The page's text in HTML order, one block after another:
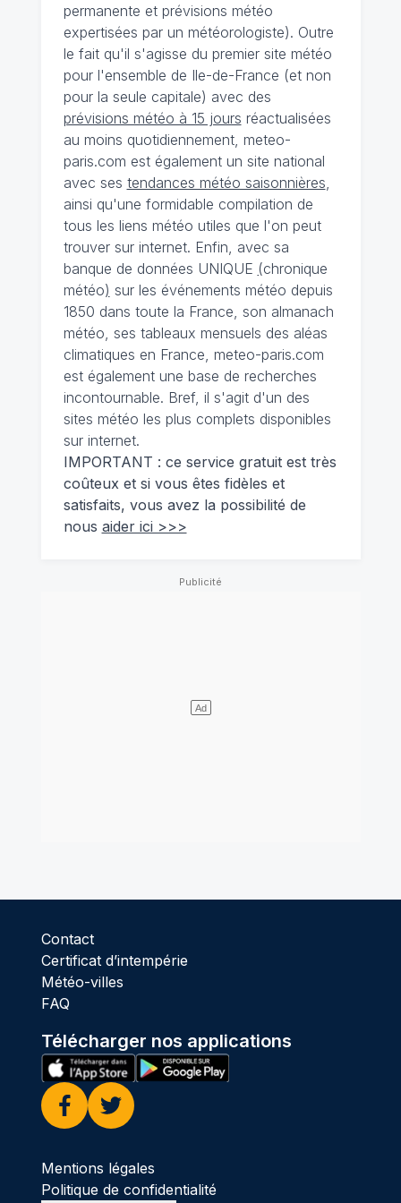
permanente et prévisions météo
expertisées par un météorologiste). Outre
le fait qu'il s'agisse du premier site météo
pour l'ensemble de Ile-de-France (et non
pour la seule capitale) avec des
prévisions météo à 15 jours réactualisées
au moins quotidiennement, meteo-
paris.com est également un site national
avec ses tendances météo saisonnières
ainsi qu'une formidable compilation de
tous les liens météo utiles que l'on peut
trouver sur internet. Enfin, avec sa
banque de données UNIQUE (chronique
météo) sur les événements météo depuis
1850 dans toute la France, son almanach
météo, ses tableaux mensuels des aléas
climatiques en France, meteo-paris.com
est également une base de recherches
incontournable. Bref, il s'agit d'un des
sites météo les plus complets disponibles
sur internet.
IMPORTANT : ce service gratuit est très
coûteux et si vous êtes fidèles et
satisfaits, vous avez la possibilité de
nous aider ici >>>
Contact
Certificat d’intempérie
Météo-villes
FAQ
Télécharger nos applications
Facebook
Twitter
Mentions légales
Politique de confidentialité